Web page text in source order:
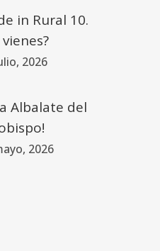
in Rural 10.
vienes?
2026
Albalate del
2026